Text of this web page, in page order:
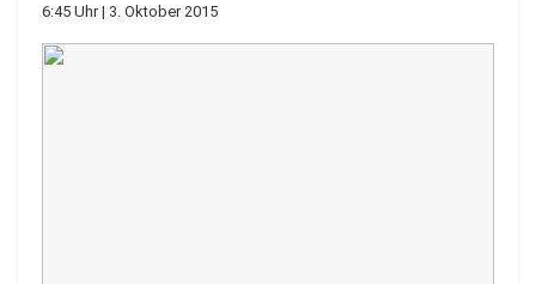
6:45 Uhr | 3. Oktober 2015